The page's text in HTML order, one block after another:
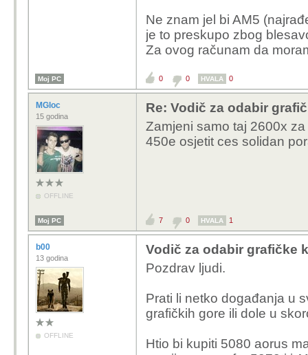
Ne znam jel bi AM5
je to preskupo zbog
Za ovog računam da
Moj PC 0 0 HVALA 0
MGloc
15 godina
OFFLINE
Re: Vodič za odabir
Zamjeni samo taj 2600x
450e osjetit ces solidan
Moj PC 7 0 HVALA 1
b00
13 godina
OFFLINE
Vodič za odabir grafičke
Pozdrav ljudi.
Prati li netko događanja u
grafičkih gore ili dole u
Htio bi kupiti 5080 aorus